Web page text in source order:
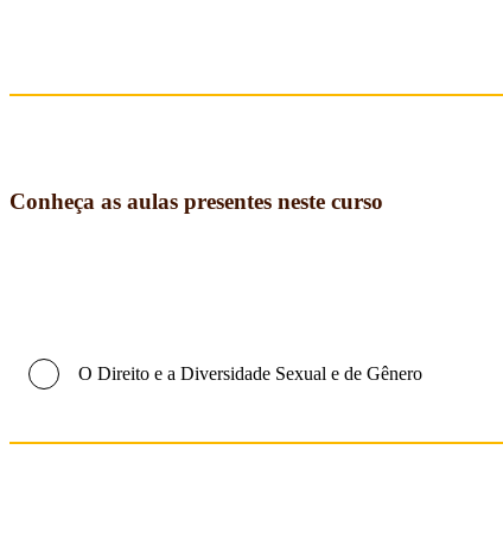
Conheça as aulas presentes neste curso
O Direito e a Diversidade Sexual e de Gênero